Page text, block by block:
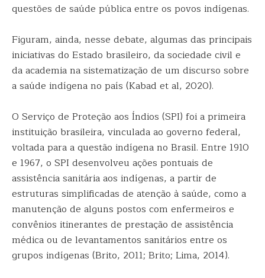
questões de saúde pública entre os povos indígenas.
Figuram, ainda, nesse debate, algumas das principais
iniciativas do Estado brasileiro, da sociedade civil e
da academia na sistematização de um discurso sobre
a saúde indígena no país (Kabad et al, 2020).
O Serviço de Proteção aos Índios (SPI) foi a primeira
instituição brasileira, vinculada ao governo federal,
voltada para a questão indígena no Brasil. Entre 1910
e 1967, o SPI desenvolveu ações pontuais de
assistência sanitária aos indígenas, a partir de
estruturas simplificadas de atenção à saúde, como a
manutenção de alguns postos com enfermeiros e
convênios itinerantes de prestação de assistência
médica ou de levantamentos sanitários entre os
grupos indígenas (Brito, 2011; Brito; Lima, 2014).